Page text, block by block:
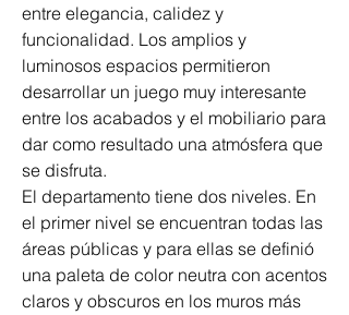
entre elegancia, calidez y
funcionalidad. Los amplios y
luminosos espacios permitieron
desarrollar un juego muy interesante
entre los acabados y el mobiliario para
dar como resultado una atmósfera que
se disfruta.
El departamento tiene dos niveles. En
el primer nivel se encuentran todas las
áreas públicas y para ellas se definió
una paleta de color neutra con acentos
claros y obscuros en los muros más